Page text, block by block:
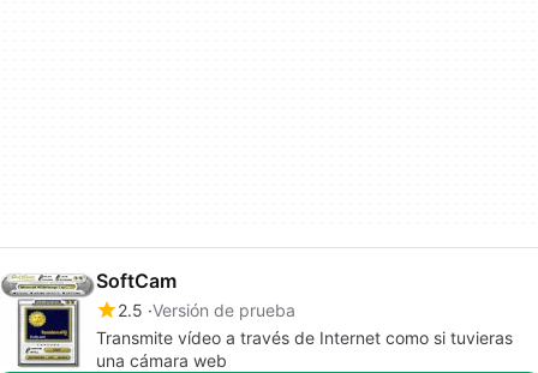
SoftCam
2.5 Versión de prueba
Transmite vídeo a través de Internet como si tuvieras
una cámara web